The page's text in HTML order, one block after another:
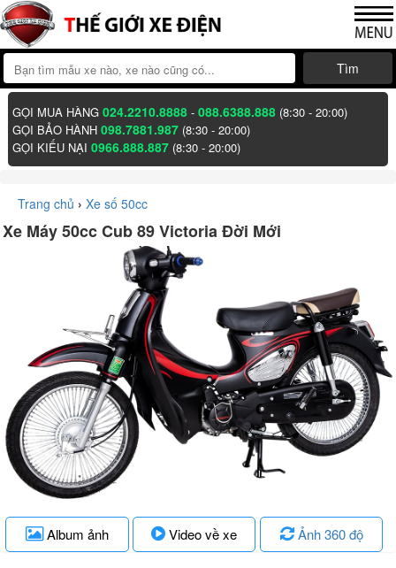
Tìm
GỌI MUA HÀNG024.2210.8888 -088.6388.888 (8:30 - 20:00)
GỌI BẢO HÀNH098.7881.987 (8:30 - 20:00)
GỌI KIẾU NẠI0966.888.887 (8:30 - 20:00)
Trang chủ › Xe số 50cc
Xe Máy 50cc Cub 89 Victoria Đời Mới
Album ảnh Video về xe Ảnh 360 độ